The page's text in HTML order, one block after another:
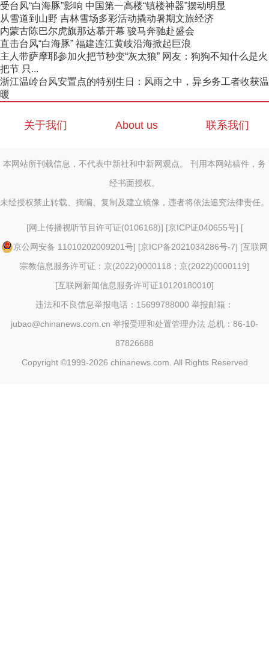
受台风“白海豚”影响 中国第一高楼“镇楼神器”摆动明显
从雪道到山野 吉林雪场多彩活动撬动暑期文旅经济
内蒙古陈巴尔虎旗那达慕开幕 骏马奔驰赴盛会
直击台风“白海豚” 福建连江黄岐沿海掀起巨浪
主人带萨摩耶参加火把节秒变“灰太狼” 网友：狗狗不知什么是火
把节 只...
浙江温岭台风安置点的特别生日：风雨之中，异乡务工者收获温
暖
关于我们 About us 联系我们
本网站所刊载信息，不代表中新社和中新网观点。 刊用本网站稿件，务
经书面授权。
未经授权禁止转载、摘编、复制及建立镜像，违者将依法追究法律责任。
[网上传播视听节目许可证(0106168)] [京ICP证040655号] [
京公网安备 11010202009201号] [京ICP备2021034286号-7] [互联网
宗教信息服务许可证：京(2022)0000118；京(2022)0000119]
[互联网新闻信息服务许可证10120180010]
违法和不良信息举报电话：15699788000 举报邮箱：
jubao@chinanews.com.cn 举报受理和处置管理办法 总机：86-10-
87826688
Copyright ©1999-2026 chinanews.com. All Rights Reserved